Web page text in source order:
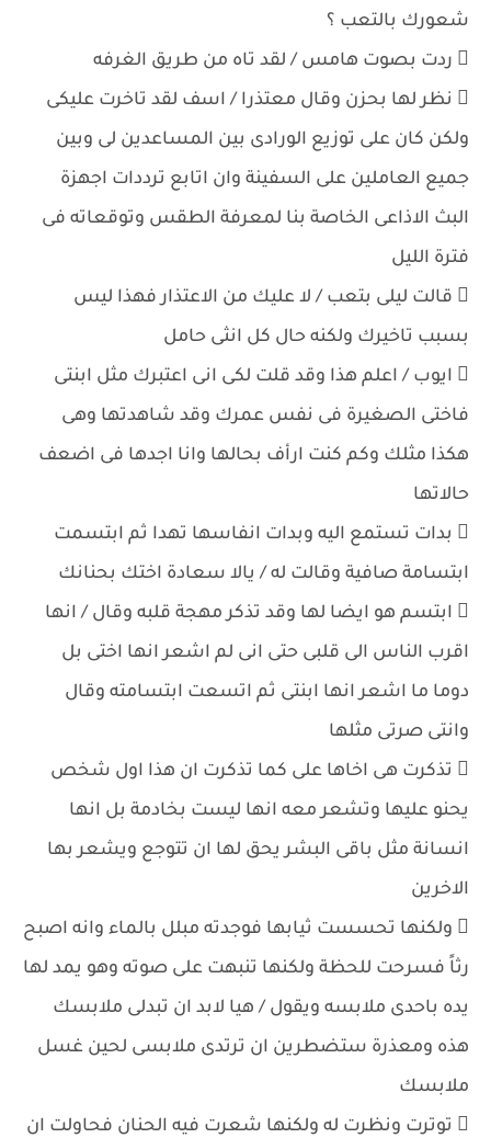
شعورك بالتعب ؟
 ردت بصوت هامس / لقد تاه من طريق الغرفه
 نظر لها بحزن وقال معتذرا / اسف لقد تاخرت عليكى
ولكن كان على توزيع الورادى بين المساعدين لى وبين
جميع العاملين على السفينة وان اتابع ترددات اجهزة
البث الاذاعى الخاصة بنا لمعرفة الطقس وتوقعاته فى
فترة الليل
 قالت ليلى بتعب / لا عليك من الاعتذار فهذا ليس
بسبب تاخيرك ولكنه حال كل انثى حامل
 ايوب / اعلم هذا وقد قلت لكى انى اعتبرك مثل ابنتى
فاختى الصغيرة فى نفس عمرك وقد شاهدتها وهى
هكذا مثلك وكم كنت ارأف بحالها وانا اجدها فى اضعف
حالاتها
 بدات تستمع اليه وبدات انفاسها تهدا ثم ابتسمت
ابتسامة صافية وقالت له / يالا سعادة اختك بحنانك
 ابتسم هو ايضا لها وقد تذكر مهجة قلبه وقال / انها
اقرب الناس الى قلبى حتى انى لم اشعر انها اختى بل
دوما ما اشعر انها ابنتى ثم اتسعت ابتسامته وقال
وانتى صرتى مثلها
 تذكرت هى اخاها على كما تذكرت ان هذا اول شخص
يحنو عليها وتشعر معه انها ليست بخادمة بل انها
انسانة مثل باقى البشر يحق لها ان تتوجع ويشعر بها
الاخرين
 ولكنها تحسست ثيابها فوجدته مبلل بالماء وانه اصبح
رثاً فسرحت للحظة ولكنها تنبهت على صوته وهو يمد لها
يده باحدى ملابسه ويقول / هيا لابد ان تبدلى ملابسك
هذه ومعذرة ستضطرين ان ترتدى ملابسى لحين غسل
ملابسك
 توترت ونظرت له ولكنها شعرت فيه الحنان فحاولت ان